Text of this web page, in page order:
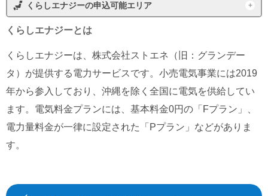
くらしエナジーの会社情報
くらしエナジーの申込可能エリア
東京電力エリア
北陸電力エリア 中国電力エリア
関西電力エリア 四国電力エリア
北海道電力エリア 九州電力エリア
くらしエナジーとは
くらしエナジーは、株式会社ストエネ（旧：グランデー
タ）が提供する電力サービスです。小売電気事業には2019
年から参入しており、沖縄を除く全国に電気を供給してい
ます。電気料金プランには、基本料金0円の「Fプラン」、
電力量料金が一律に設定された「Pプラン」などがありま
す。